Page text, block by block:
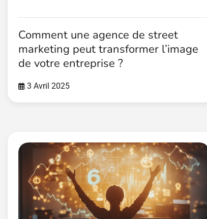
Comment une agence de street
marketing peut transformer l’image
de votre entreprise ?
3 Avril 2025